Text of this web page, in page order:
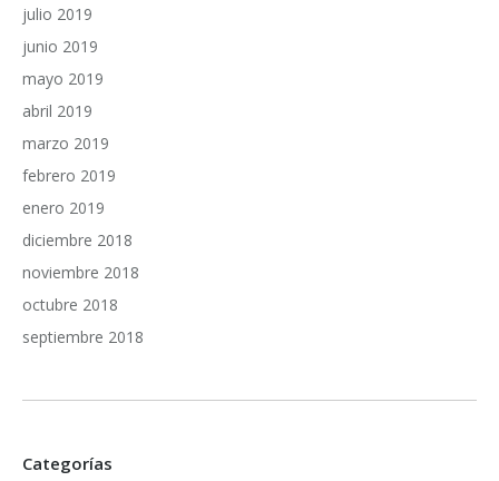
julio 2019
junio 2019
mayo 2019
abril 2019
marzo 2019
febrero 2019
enero 2019
diciembre 2018
noviembre 2018
octubre 2018
septiembre 2018
Categorías